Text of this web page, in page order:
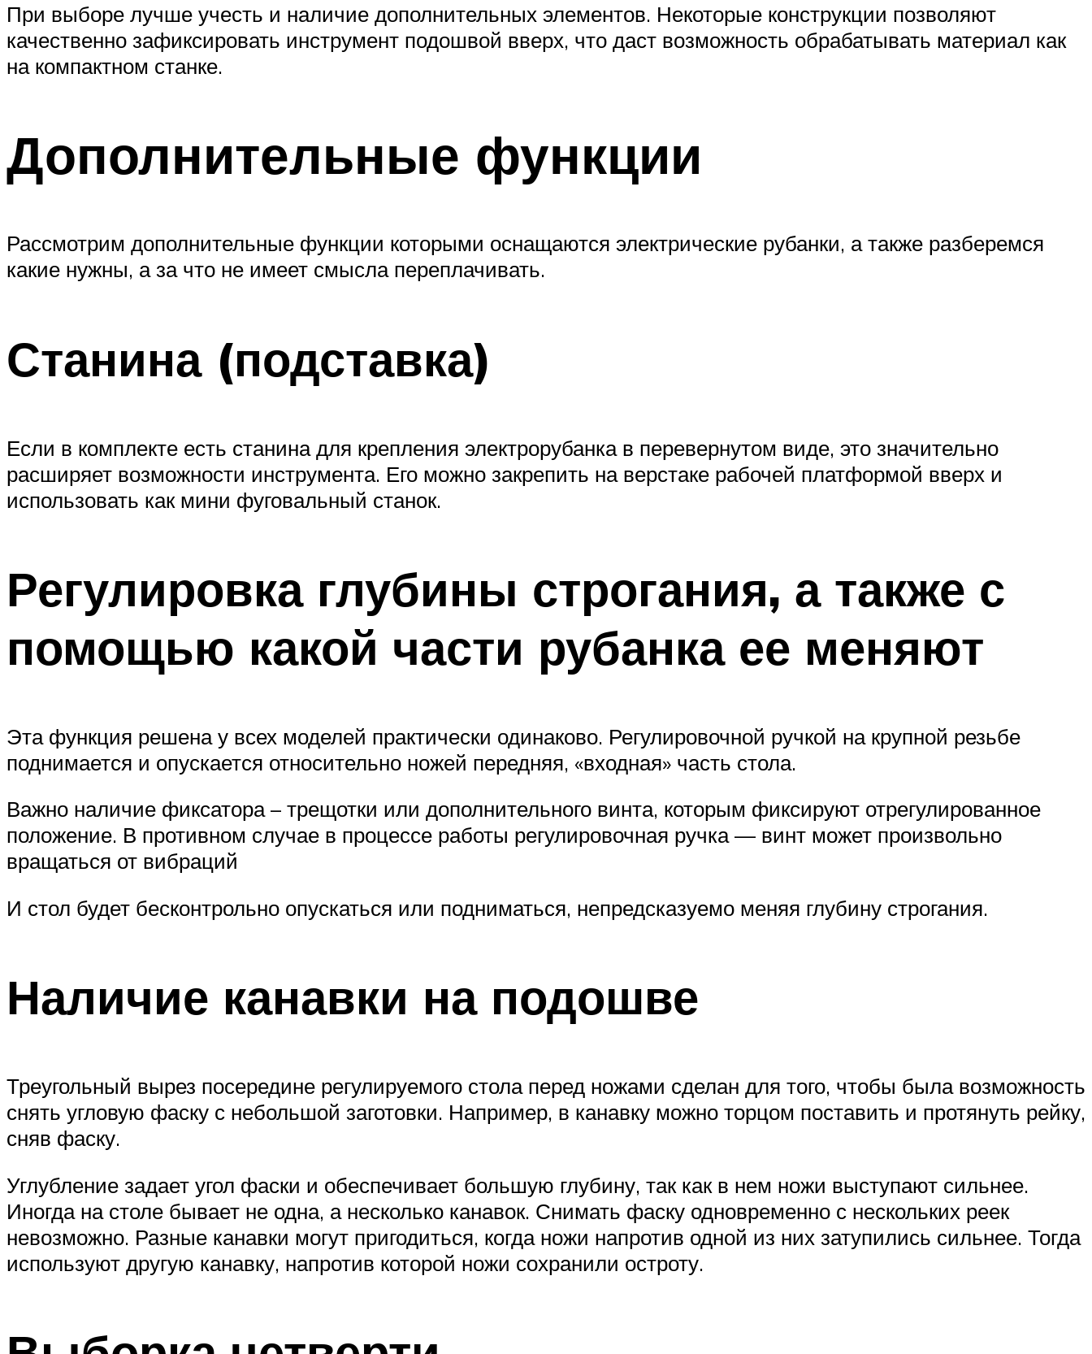
При выборе лучше учесть и наличие дополнительных элементов. Некоторые конструкции позволяют
качественно зафиксировать инструмент подошвой вверх, что даст возможность обрабатывать материал как
на компактном станке.
Дополнительные функции
Рассмотрим дополнительные функции которыми оснащаются электрические рубанки, а также разберемся
какие нужны, а за что не имеет смысла переплачивать.
Станина (подставка)
Если в комплекте есть станина для крепления электрорубанка в перевернутом виде, это значительно
расширяет возможности инструмента. Его можно закрепить на верстаке рабочей платформой вверх и
использовать как мини фуговальный станок.
Регулировка глубины строгания, а также с
помощью какой части рубанка ее меняют
Эта функция решена у всех моделей практически одинаково. Регулировочной ручкой на крупной резьбе
поднимается и опускается относительно ножей передняя, «входная» часть стола.
Важно наличие фиксатора – трещотки или дополнительного винта, которым фиксируют отрегулированное
положение. В противном случае в процессе работы регулировочная ручка — винт может произвольно
вращаться от вибраций
И стол будет бесконтрольно опускаться или подниматься, непредсказуемо меняя глубину строгания.
Наличие канавки на подошве
Треугольный вырез посередине регулируемого стола перед ножами сделан для того, чтобы была возможность
снять угловую фаску с небольшой заготовки. Например, в канавку можно торцом поставить и протянуть рейку,
сняв фаску.
Углубление задает угол фаски и обеспечивает большую глубину, так как в нем ножи выступают сильнее.
Иногда на столе бывает не одна, а несколько канавок. Снимать фаску одновременно с нескольких реек
невозможно. Разные канавки могут пригодиться, когда ножи напротив одной из них затупились сильнее. Тогда
используют другую канавку, напротив которой ножи сохранили остроту.